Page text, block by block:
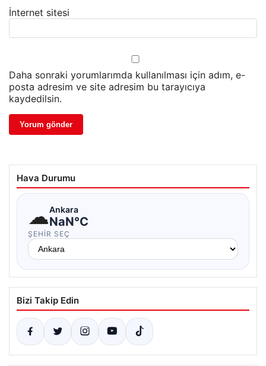
İnternet sitesi
Daha sonraki yorumlarımda kullanılması için adım, e-
posta adresim ve site adresim bu tarayıcıya
kaydedilsin.
Hava Durumu
☁Ankara
NaN°C
ŞEHIR SEÇ
Bizi Takip Edin